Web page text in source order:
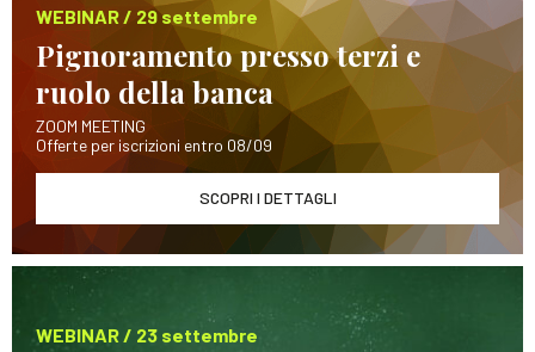
WEBINAR / 29 settembre
Pignoramento presso terzi e
ruolo della banca
ZOOM MEETING
Offerte per iscrizioni entro 08/09
SCOPRI I DETTAGLI
WEBINAR / 23 settembre